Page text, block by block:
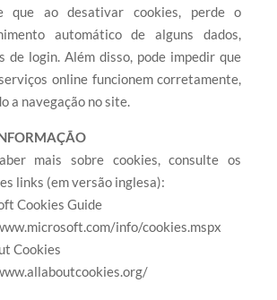
que ao desativar cookies, perde o
automático de alguns dados,
de login. Além disso, pode impedir que
online funcionem corretamente,
a navegação no site.
mais sobre cookies, consulte os
links (em versão inglesa):
Cookies Guide
info/cookies.mspx
Cookies